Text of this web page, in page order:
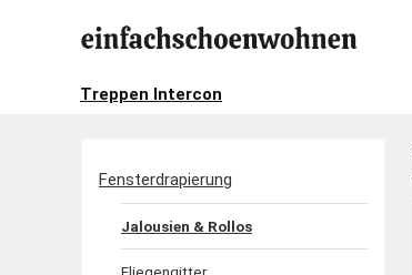
Treppen Intercon
Fensterdrapierung
Jalousien & Rollos